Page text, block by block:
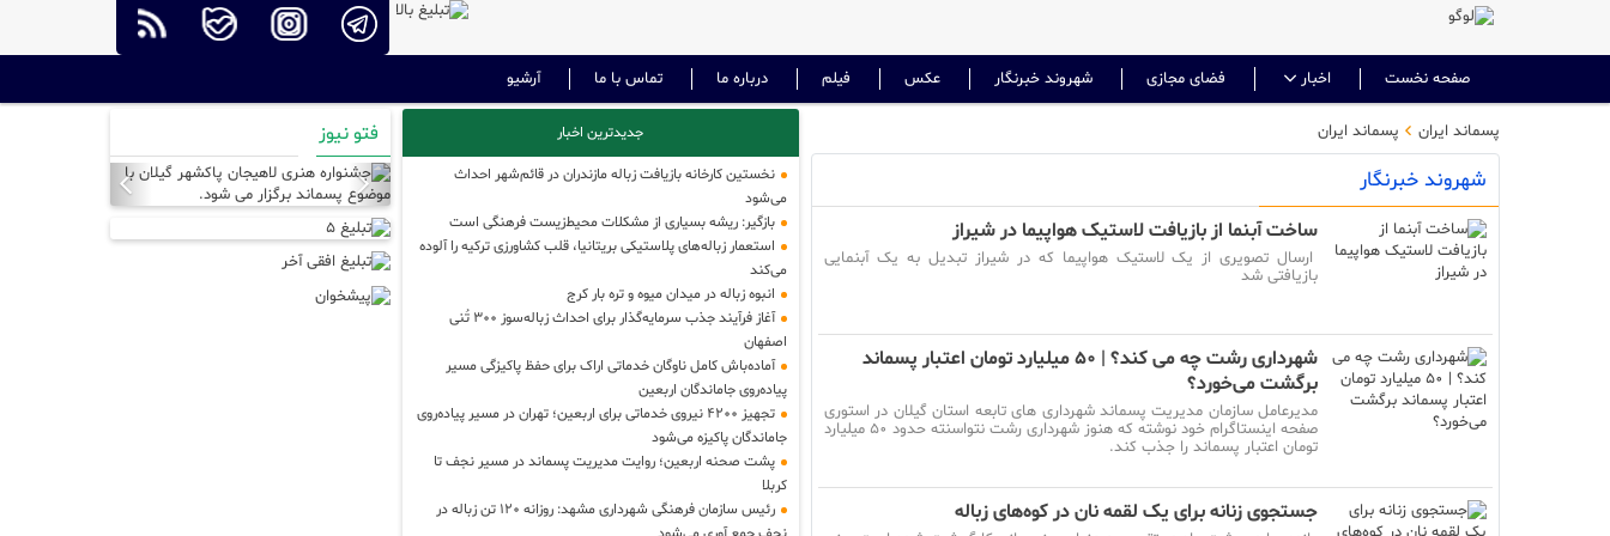
صفحه نخست اخبار فضای مجازی شهروند خبرنگار عکس فیلم درباره ما تماس با ما آرشیو
پسماند ایران پسماند ایران
شهروند خبرنگار
ساخت آبنما از بازیافت لاستیک هواپیما در شیراز
ارسال تصویری از یک لاستیک هواپیما که در شیراز تبدیل به یک آبنمایی
بازیافتی شد
شهرداری رشت چه می کند؟ | ۵۰ میلیارد تومان اعتبار پسماند
برگشت می‌خورد؟
مدیرعامل سازمان مدیریت پسماند شهرداری های تابعه استان گیلان در استوری
صفحه اینستاگرام خود نوشته که هنوز شهرداری رشت نتواسنته حدود ۵۰ میلیارد
تومان اعتبار پسماند را جذب کند.
جستجوی زنانه برای یک لقمه نان در کوه‌های زباله
جدیدترین اخبار
نخستین کارخانه بازیافت زباله مازندران در قائم‌شهر احداث
می‌شود
بازگیر: ریشه بسیاری از مشکلات محیط‌زیست فرهنگی است
استعمار زباله‌های پلاستیکی بریتانیا، قلب کشاورزی ترکیه را آلوده
می‌کند
انبوه زباله در میدان میوه و تره بار کرج
آغاز فرآیند جذب سرمایه‌گذار برای احداث زباله‌سوز ۳۰۰ تُنی
اصفهان
آماده‌باش کامل ناوگان خدماتی اراک برای حفظ پاکیزگی مسیر
پیاده‌روی جاماندگان اربعین
تجهیز ۴۲۰۰ نیروی خدماتی برای اربعین؛ تهران در مسیر پیاده‌روی
جاماندگان پاکیزه می‌شود
پشت صحنه اربعین؛ روایت مدیریت پسماند در مسیر نجف تا
کربلا
رئیس سازمان فرهنگی شهرداری مشهد: روزانه ۱۲۰ تن زباله در
فتو نیوز
Previous
Next